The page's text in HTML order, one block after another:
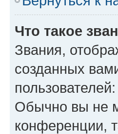
Что такое
Звания,
созданных
Обычно вы не
конференции,